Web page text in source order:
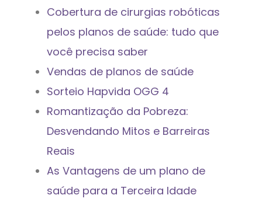
Cobertura de cirurgias robóticas
pelos planos de saúde: tudo que
você precisa saber
Vendas de planos de saúde
Sorteio Hapvida OGG 4
Romantização da Pobreza:
Desvendando Mitos e Barreiras
Reais
As Vantagens de um plano de
saúde para a Terceira Idade